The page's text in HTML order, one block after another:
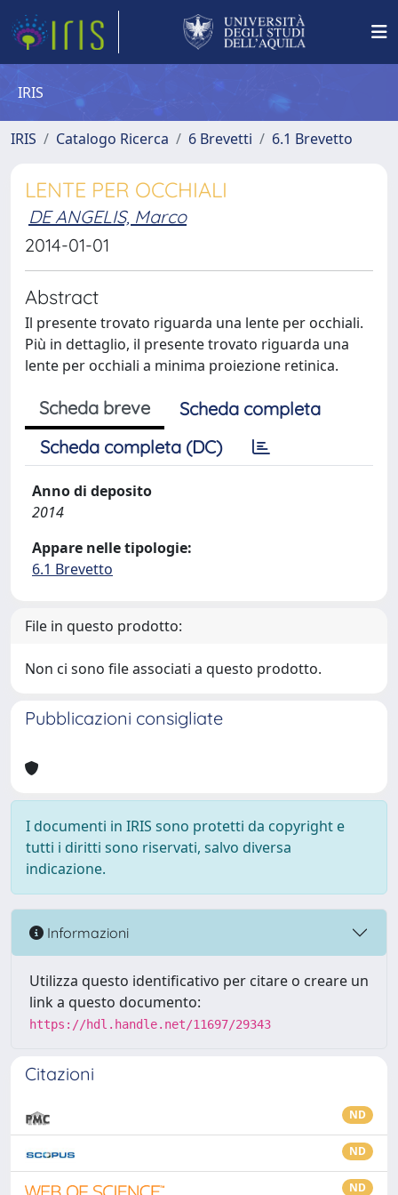
IRIS
IRIS Catalogo Ricerca 6 Brevetti 6.1 Brevetto
LENTE PER OCCHIALI
DE ANGELIS, Marco
2014-01-01
Abstract
Il presente trovato riguarda una lente per occhiali.
Più in dettaglio, il presente trovato riguarda una
lente per occhiali a minima proiezione retinica.
Scheda breve
Scheda completa
Scheda completa (DC)
Anno di deposito
2014
Appare nelle tipologie:
6.1 Brevetto
File in questo prodotto:
Non ci sono file associati a questo prodotto.
Pubblicazioni consigliate
I documenti in IRIS sono protetti da copyright e
tutti i diritti sono riservati, salvo diversa
indicazione.
Informazioni
Utilizza questo identificativo per citare o creare un
link a questo documento:
https://hdl.handle.net/11697/29343
Citazioni
ND
ND
ND